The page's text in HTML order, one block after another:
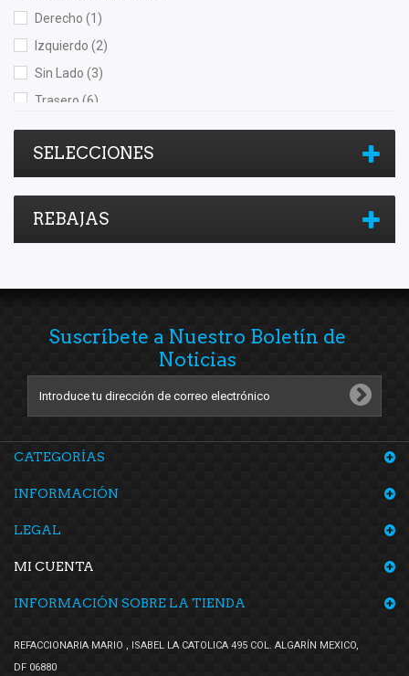
Derecho (1)
Izquierdo (2)
Sin Lado (3)
Trasero (6)
Trasero Derecho(5)
Trasero Izquierdo(4)
SELECCIONES
REBAJAS
Suscríbete a Nuestro Boletín de
Noticias
CATEGORÍAS
INFORMACIÓN
LEGAL
MI CUENTA
INFORMACIÓN SOBRE LA TIENDA
REFACCIONARIA MARIO , ISABEL LA CATOLICA 495 COL. ALGARÍN MEXICO,
DF 06880